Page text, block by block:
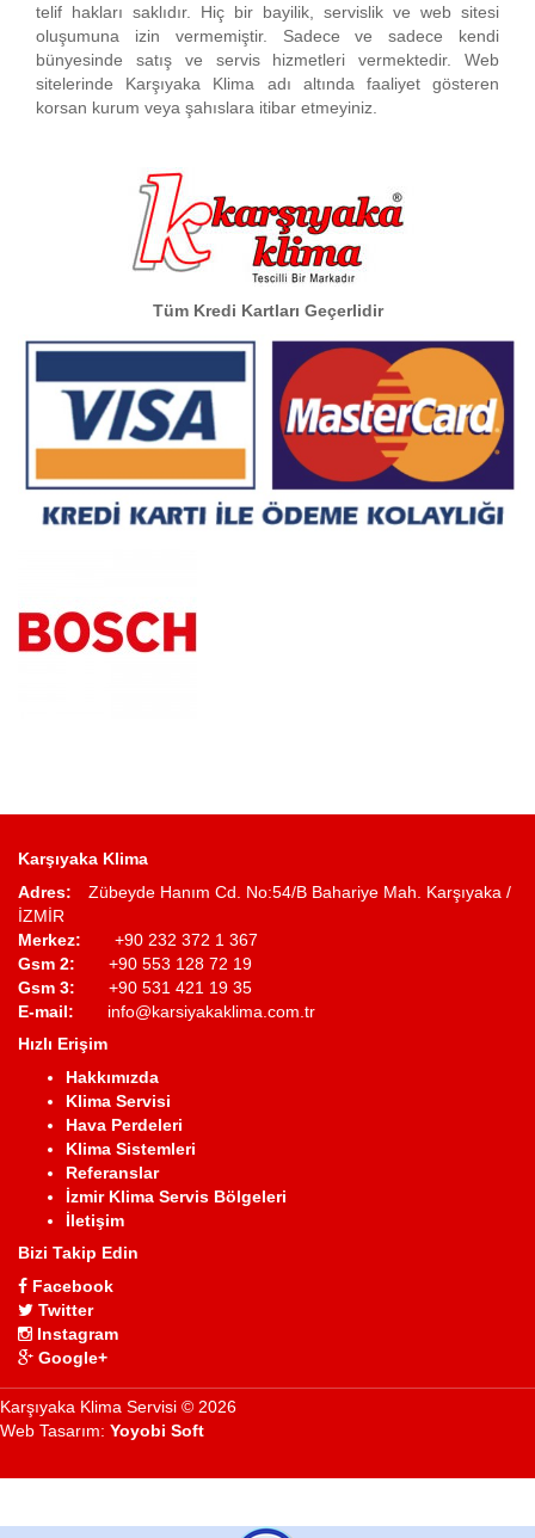
telif hakları saklıdır. Hiç bir bayilik, servislik ve web sitesi
oluşumuna izin vermemiştir. Sadece ve sadece kendi
bünyesinde satış ve servis hizmetleri vermektedir. Web
sitelerinde Karşıyaka Klima adı altında faaliyet gösteren
korsan kurum veya şahıslara itibar etmeyiniz.
Tüm Kredi Kartları Geçerlidir
Karşıyaka Klima
Adres: Zübeyde Hanım Cd. No:54/B Bahariye Mah. Karşıyaka /
İZMİR
Merkez: +90 232 372 1 367
Gsm 2: +90 553 128 72 19
Gsm 3: +90 531 421 19 35
E-mail: info@karsiyakaklima.com.tr
Hızlı Erişim
Hakkımızda
Klima Servisi
Hava Perdeleri
Klima Sistemleri
Referanslar
İzmir Klima Servis Bölgeleri
İletişim
Bizi Takip Edin
Facebook
Twitter
Instagram
Google+
Karşıyaka Klima Servisi © 2026
Web Tasarım: Yoyobi Soft